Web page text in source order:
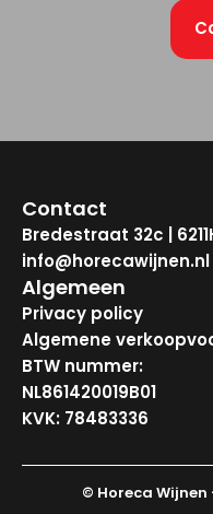
Contact
Bredestraat 32c |
info@horecawijnen.nl
Algemeen
Privacy policy
Algemene
BTW nummer:
NL861420019B01
KVK: 78483336
© Horeca